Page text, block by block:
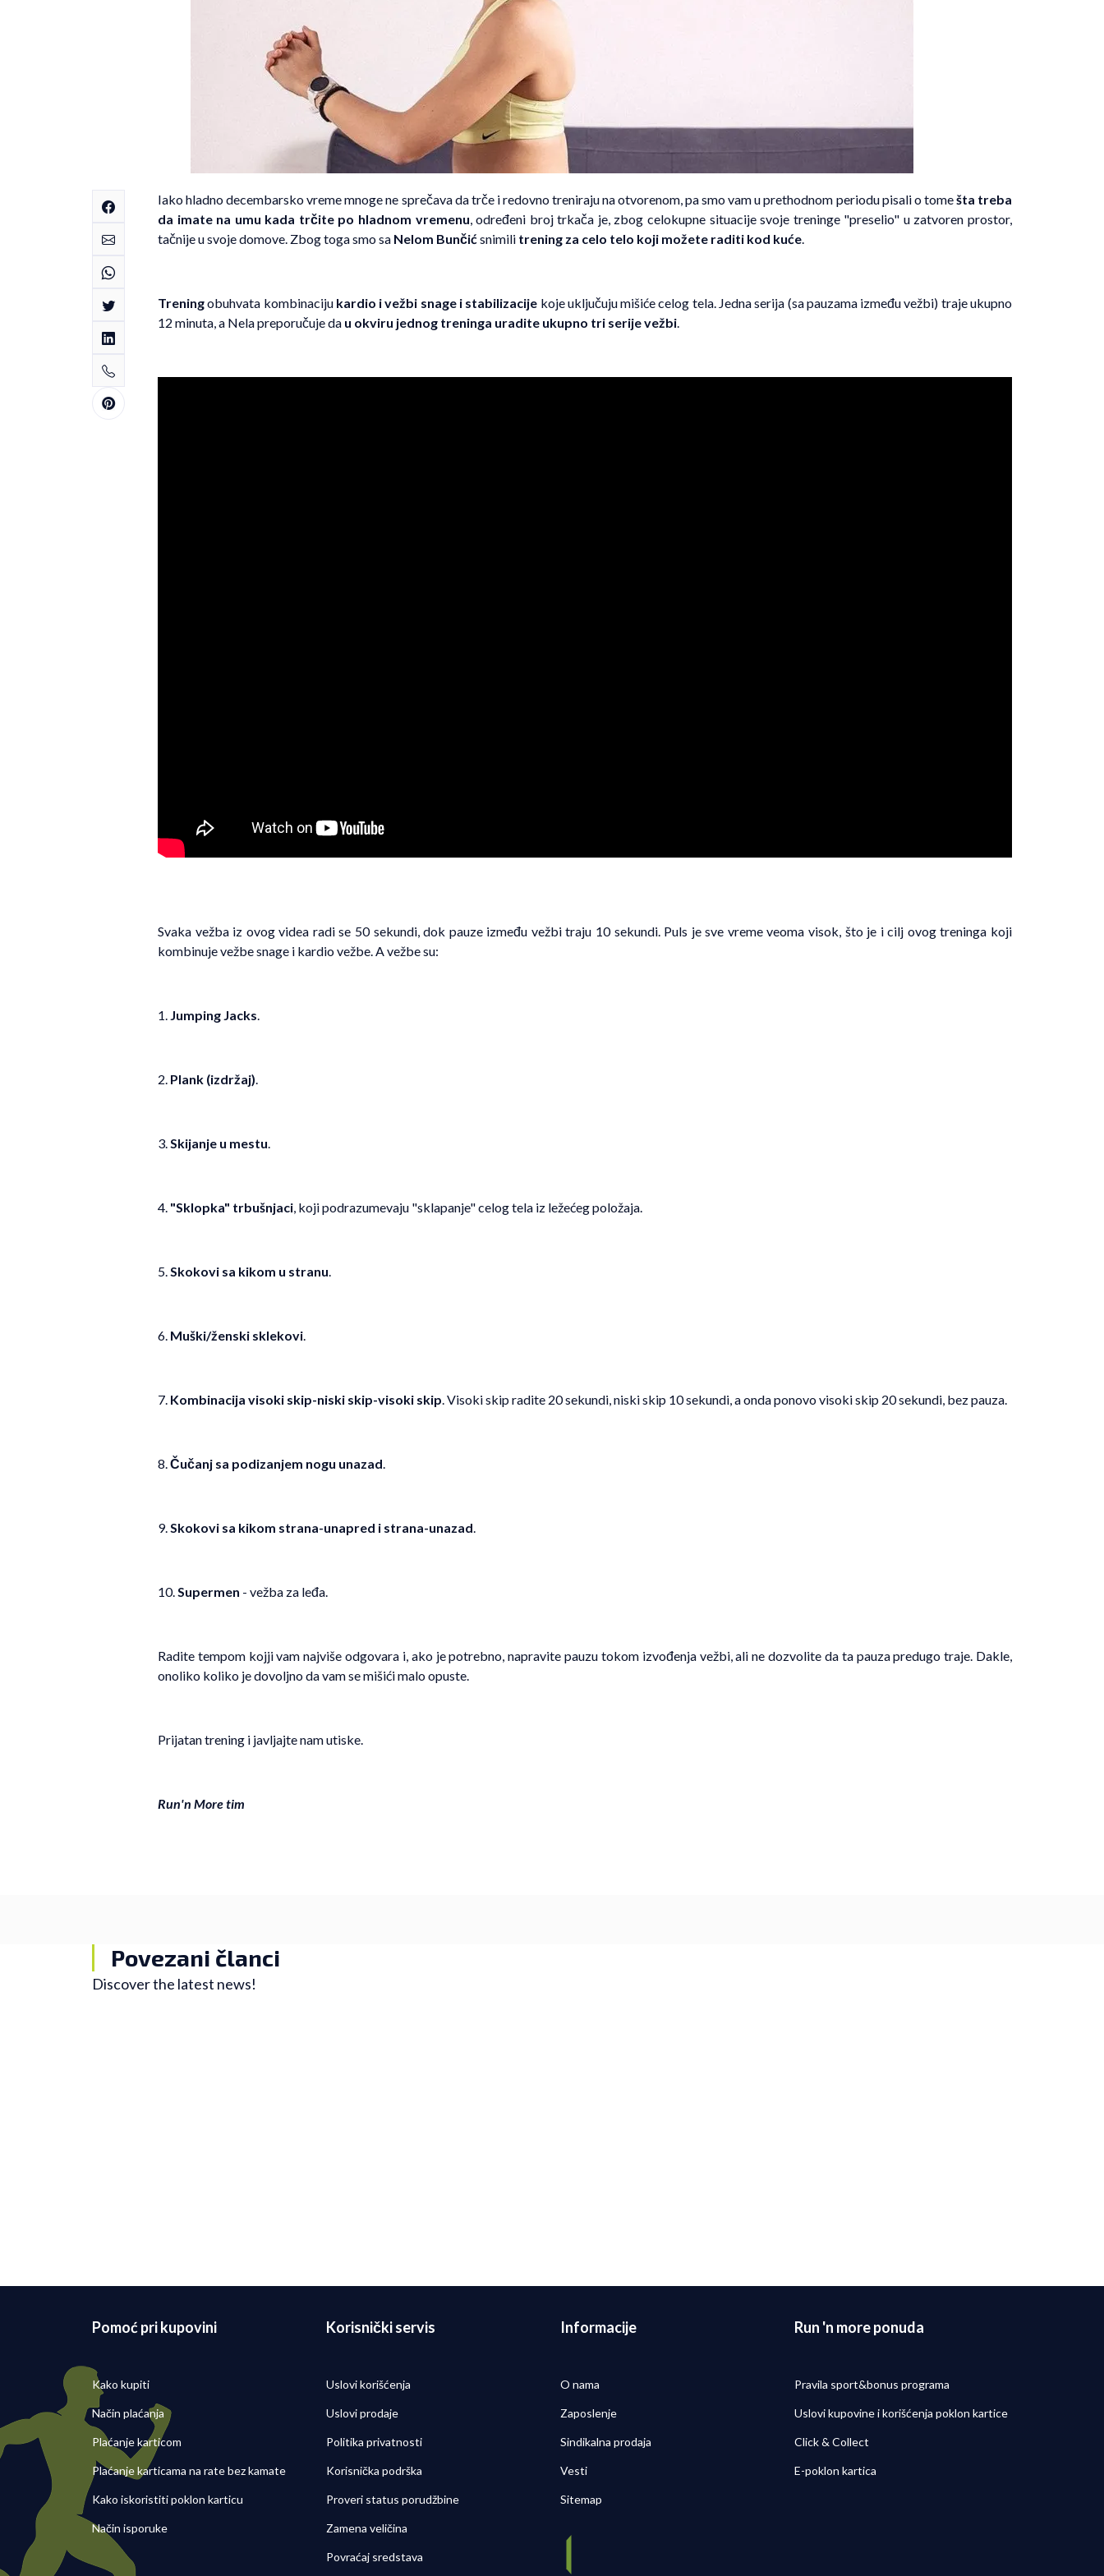
Iako hladno decembarsko vreme mnoge ne sprečava da trče i redovno treniraju na otvorenom, pa smo vam u prethodnom periodu pisali o tomešta treba
da imate na umu kada trčite po hladnom vremenu, određeni broj trkača je, zbog celokupne situacije svoje treninge "preselio" u zatvoren prostor,
tačnije u svoje domove. Zbog toga smo sa Nelom Bunčićsnimili trening za celo telo koji možete raditi kod kuće.
Treningobuhvata kombinaciju kardio i vežbi snage i stabilizacije koje uključuju mišiće celog tela. Jedna serija (sa pauzama između vežbi) traje ukupno
12 minuta, a Nela preporučuje da u okviru jednog treninga uradite ukupno tri serije vežbi.
Svaka vežba iz ovog videa radi se 50 sekundi, dok pauze između vežbi traju 10 sekundi. Puls je sve vreme veoma visok, što je i cilj ovog treninga koji
kombinuje vežbe snage i kardio vežbe. A vežbe su:
1. Jumping Jacks.
2. Plank (izdržaj).
3.Skijanje u mestu.
4. "Sklopka" trbušnjaci, koji podrazumevaju "sklapanje" celog tela iz ležećeg položaja.
5.Skokovi sa kikom u stranu.
6. Muški/ženski sklekovi.
7. Kombinacija visoki skip-niski skip-visoki skip. Visoki skip radite 20 sekundi, niski skip 10 sekundi, a onda ponovo visoki skip 20 sekundi, bez pauza.
8.Čučanj sa podizanjem nogu unazad.
9.Skokovi sa kikom strana-unapred i strana-unazad.
10.Supermen - vežba za leđa.
Radite tempom kojji vam najviše odgovara i, ako je potrebno, napravite pauzu tokom izvođenja vežbi, ali ne dozvolite da ta pauza predugo traje. Dakle,
onoliko koliko je dovoljno da vam se mišići malo opuste.
Prijatan trening i javljajte nam utiske.
Run'n More tim
Povezani članci
Discover the latest news!
Pomoć pri kupovini
Kako kupiti
Način plaćanja
Plaćanje karticom
Plaćanje karticama na rate bez kamate
Kako iskoristiti poklon karticu
Način isporuke
Korisnički servis
Uslovi korišćenja
Uslovi prodaje
Politika privatnosti
Korisnička podrška
Proveri status porudžbine
Zamena veličina
Povraćaj sredstava
Informacije
O nama
Zaposlenje
Sindikalna prodaja
Vesti
Sitemap
Run 'n more ponuda
Pravila sport&bonus programa
Uslovi kupovine i korišćenja poklon kartice
Click & Collect
E-poklon kartica